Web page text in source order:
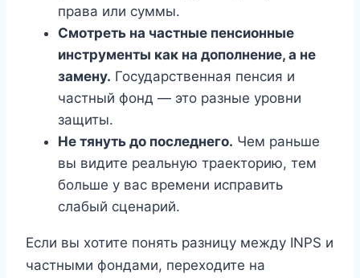
права или суммы.
Смотреть на частные пенсионные
инструменты как на дополнение, а не
замену. Государственная пенсия и
частный фонд — это разные уровни
защиты.
Не тянуть до последнего. Чем раньше
вы видите реальную траекторию, тем
больше у вас времени исправить
слабый сценарий.
Если вы хотите понять разницу между INPS и
частными фондами, переходите на